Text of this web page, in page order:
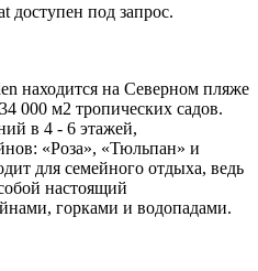
доступен под запрос.
находится на Северном пляже
000 м2 тропических садов.
в 4 - 6 этажей,
«Роза», «Тюльпан» и
для семейного отдыха, ведь
настоящий
горками и водопадами.